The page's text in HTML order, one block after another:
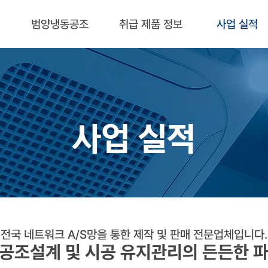
범양냉동공조 취급 제품 정보 사업 실적
사업 실적
전국 네트워크 A/S망을 통한 제작 및 판매 전문업체입니다.
조설계 및 시공 유지관리의 든든한